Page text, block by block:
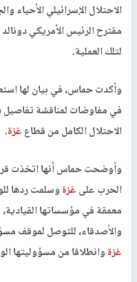
الاحتلال الإسرائيلي الأحياء
مقترح الرئيس الأمريكي
لتلك العملية.
وأكدت حماس، في بيان لها
في مفاوضات لمناقشة
الاحتلال الكامل من قطاعغزة.
وأوضحت حماس أنها اتخذت
الحرب علىغزةوسلمت ردها
معمقة في مؤسساتها
والأصدقاء، للتوصل لموقف
غزةوانطلاقا من مسؤوليتها